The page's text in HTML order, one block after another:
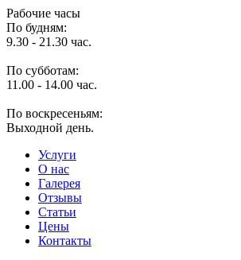
Рабочие часы
По будням:
9.30 - 21.30 час.
По субботам:
11.00 - 14.00 час.
По воскресеньям:
Выходной день.
Услуги
O нас
Галерея
Отзывы
Статьи
Цены
Контакты